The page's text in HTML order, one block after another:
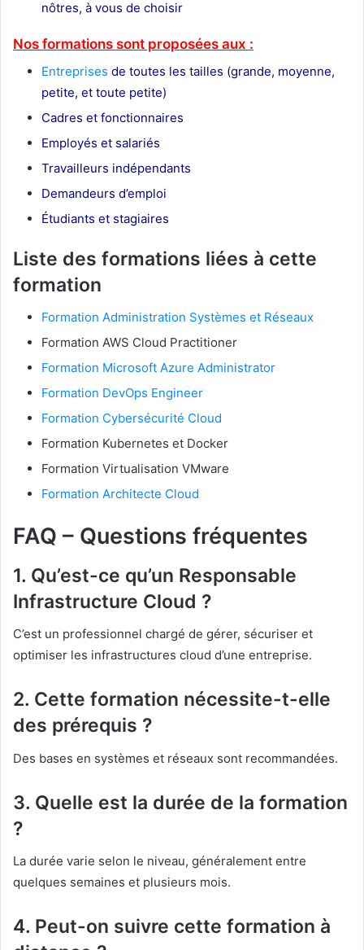
nôtres, à vous de choisir
Nos formations sont proposées aux :
Entreprises de toutes les tailles (grande, moyenne,
petite, et toute petite)
Cadres et fonctionnaires
Employés et salariés
Travailleurs indépendants
Demandeurs d’emploi
Étudiants et stagiaires
Liste des formations liées à cette
formation
Formation Administration Systèmes et Réseaux
Formation AWS Cloud Practitioner
Formation Microsoft Azure Administrator
Formation DevOps Engineer
Formation Cybersécurité Cloud
Formation Kubernetes et Docker
Formation Virtualisation VMware
Formation Architecte Cloud
FAQ – Questions fréquentes
1. Qu’est-ce qu’un Responsable
Infrastructure Cloud ?
C’est un professionnel chargé de gérer, sécuriser et
optimiser les infrastructures cloud d’une entreprise.
2. Cette formation nécessite-t-elle
des prérequis ?
Des bases en systèmes et réseaux sont recommandées.
3. Quelle est la durée de la formation
?
La durée varie selon le niveau, généralement entre
quelques semaines et plusieurs mois.
4. Peut-on suivre cette formation à